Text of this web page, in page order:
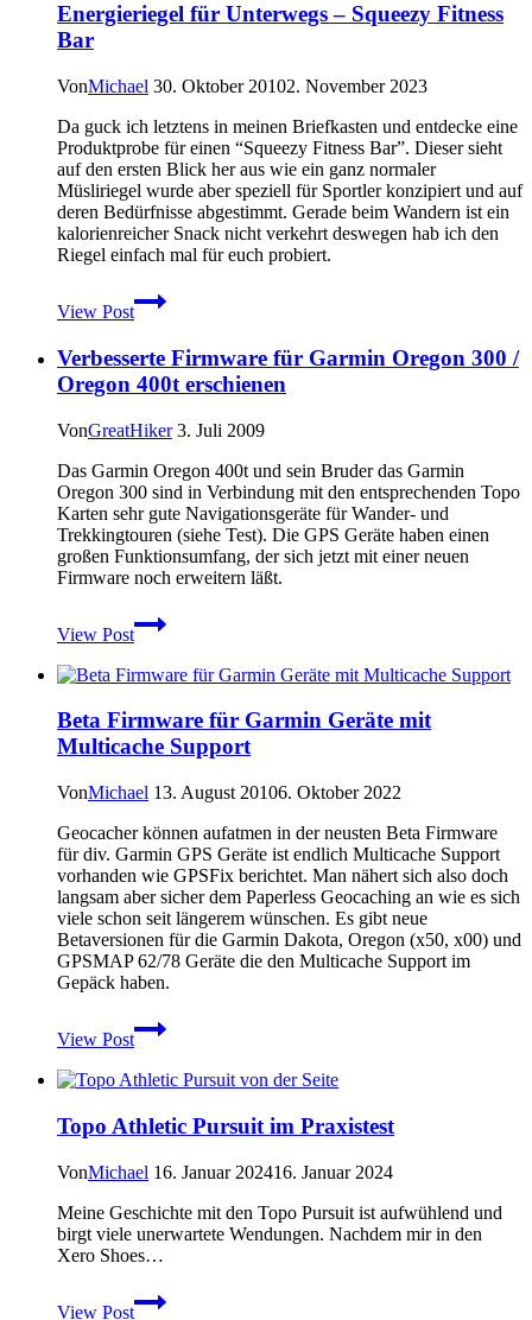
Test
Energieriegel für Unterwegs – Squeezy Fitness
Bar
VonMichael 30. Oktober 20102. November 2023
Da guck ich letztens in meinen Briefkasten und entdecke eine
Produktprobe für einen “Squeezy Fitness Bar”. Dieser sieht
auf den ersten Blick her aus wie ein ganz normaler
Müsliriegel wurde aber speziell für Sportler konzipiert und auf
deren Bedürfnisse abgestimmt. Gerade beim Wandern ist ein
kalorienreicher Snack nicht verkehrt deswegen hab ich den
Riegel einfach mal für euch probiert.
View Post
Energieriegel
für
–
Squeezy
Fitness
Bar
Verbesserte Firmware für Garmin Oregon 300 /
Oregon 400t erschienen
VonGreatHiker 3. Juli 2009
Das Garmin Oregon 400t und sein Bruder das Garmin
Oregon 300 sind in Verbindung mit den entsprechenden Topo
Karten sehr gute Navigationsgeräte für Wander- und
Trekkingtouren (siehe Test). Die GPS Geräte haben einen
großen Funktionsumfang, der sich jetzt mit einer neuen
Firmware noch erweitern läßt.
View Post
Verbesserte
Firmware
Garmin
300
/
400t
erschienen
Beta Firmware für Garmin Geräte mit
Multicache Support
VonMichael 13. August 20106. Oktober 2022
Geocacher können aufatmen in der neusten Beta Firmware
für div. Garmin GPS Geräte ist endlich Multicache Support
vorhanden wie GPSFix berichtet. Man nähert sich also doch
langsam aber sicher dem Paperless Geocaching an wie es sich
viele schon seit längerem wünschen. Es gibt neue
Betaversionen für die Garmin Dakota, Oregon (x50, x00) und
GPSMAP 62/78 Geräte die den Multicache Support im
Gepäck haben.
View Post
Beta
Firmware
Garmin
mit
Support
Topo Athletic Pursuit im Praxistest
VonMichael 16. Januar 202416. Januar 2024
Meine Geschichte mit den Topo Pursuit ist aufwühlend und
birgt viele unerwartete Wendungen. Nachdem mir in den
Xero Shoes…
View Post
Topo
Athletic